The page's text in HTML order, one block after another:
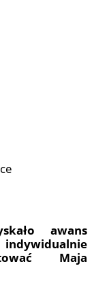
awans
indywidualnie
Maja